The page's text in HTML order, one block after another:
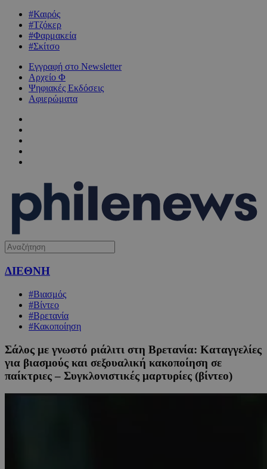
#Καιρός
#Τζόκερ
#Φαρμακεία
#Σκίτσο
Εγγραφή στο Newsletter
Αρχείο Φ
Ψηφιακές Εκδόσεις
Αφιερώματα
ΔΙΕΘΝΗ
#Βιασμός
#Βίντεο
#Βρετανία
#Κακοποίηση
Σάλος με γνωστό ριάλιτι στη Βρετανία: Καταγγελίες
για βιασμούς και σεξουαλική κακοποίηση σε
παίκτριες – Συγκλονιστικές μαρτυρίες (βίντεο)